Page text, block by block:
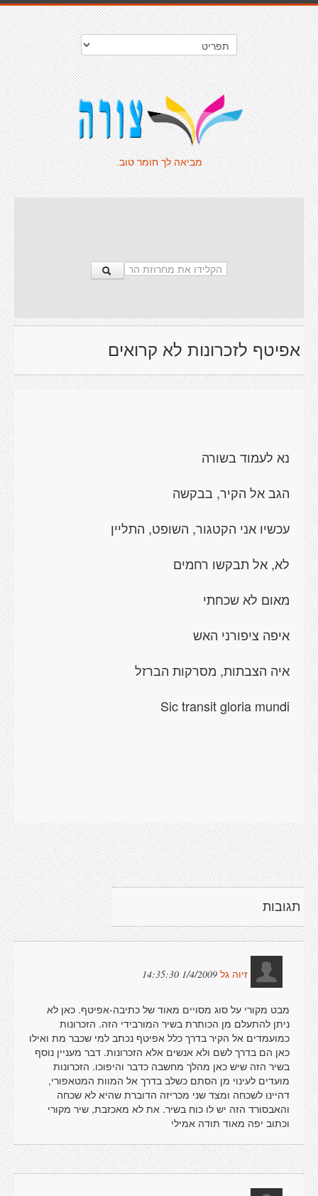
מביאה לך חומר טוב.
אפיטף לזכרונות לא קרואים
נא לעמוד בשורה
הגב אל הקיר, בבקשה
עכשיו אני הקטגור, השופט, התליין
לא, אל תבקשו רחמים
מאום לא שכחתי
איפה ציפורני האש
איה הצבתות, מסרקות הברזל
Sic transit gloria mundi
תגובות
זיוה גל 1/4/2009 14:35:30
מבט מקורי על סוג מסויים מאוד של כתיבה-אפיטף. כאן לא
ניתן להתעלם מן הכותרת בשיר המורבידי הזה. הזכרונות
כמועמדים אל הקיר בדרך כלל אפיטף נכתב למי שכבר מת ואילו
כאן הם בדרך לשם ולא אנשים אלא הזכרונות. דבר מעניין נוסף
בשיר הזה שיש כאן מהלך מחשבה כדבר והיפוכו. הזכרונות
מועדים לעינוי מן הסתם כשלב בדרך אל המוות המטאפורי,
דהיינו לשכחה ומצד שני מכריזה הדוברת שהיא לא שכחה
והאבסורד הזה יש לו כוח בשיר. את לא מאכזבת, שיר מקורי
וכתוב יפה מאוד תודה אמילי